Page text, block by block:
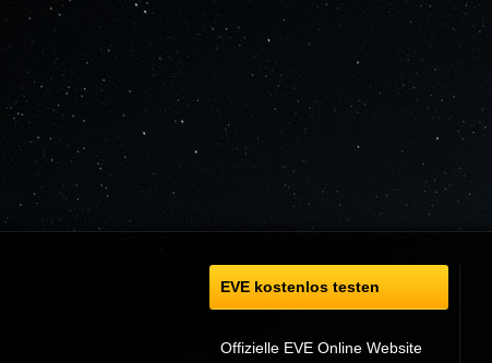
EVE kostenlos testen
Offizielle EVE Online Website